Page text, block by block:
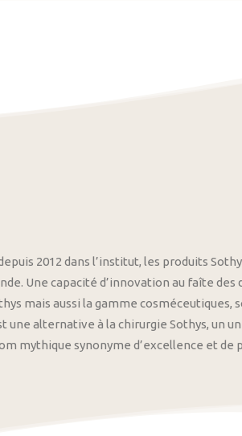
2012 dans l’institut, les produits
Une capacité d’innovation au faîte
mais aussi la gamme
une alternative à la chirurgie Sothys, un
mythique synonyme d’excellence et de